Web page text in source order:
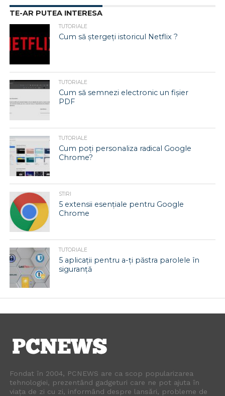
TE-AR PUTEA INTERESA
TUTORIALE
Cum să ștergeți istoricul Netflix ?
TUTORIALE
Cum să semnezi electronic un fișier
PDF
TUTORIALE
Cum poți personaliza radical Google
Chrome?
STIRI
5 extensii esențiale pentru Google
Chrome
TUTORIALE
5 aplicații pentru a-ți păstra parolele în
siguranță
Fondat în 2004, PCNEWS are ca scop popularizarea
tehnologiei, prezentând gadgeturi care ne pot ajuta în
viața de zi cu zi, informând despre lansări, probleme de